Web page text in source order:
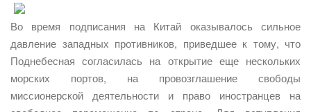
Во время подписания на Китай оказывалось сильное
давление западных противников, приведшее к тому, что
Поднебесная согласилась на открытие еще нескольких
морских портов, на провозглашение свободы
миссионерской деятельности и право иностранцев на